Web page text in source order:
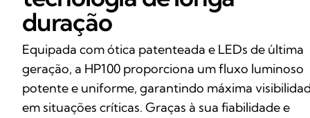
duração
Equipada com ótica patenteada e LEDs de última
geração, a HP100 proporciona um fluxo luminoso
potente e uniforme, garantindo máxima
em situações críticas. Graças à sua fiabilidade e